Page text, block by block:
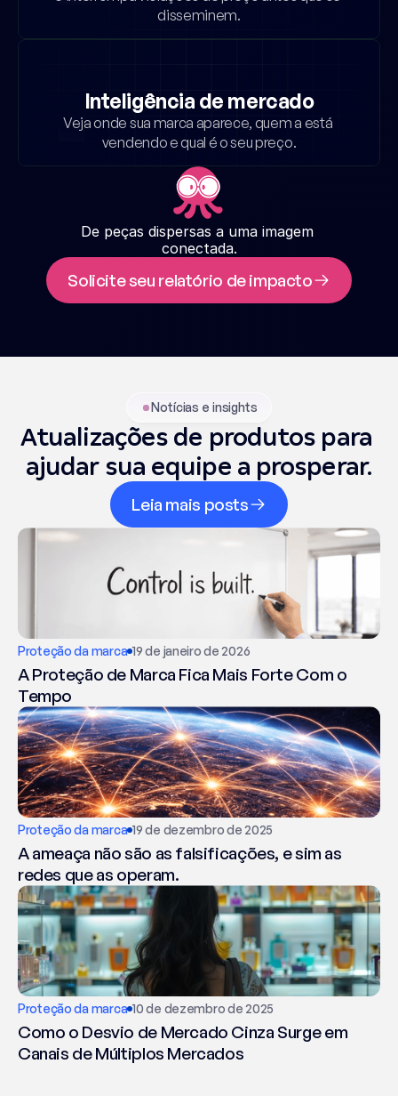
disseminem.
Inteligência de mercado
Veja onde sua marca aparece, quem a está
vendendo e qual é o seu preço.
De peças dispersas a uma imagem
conectada.
Solicite seu relatório de impacto
Notícias e insights
Atualizações de produtos para
ajudar sua equipe a prosperar.
Leia mais posts
Proteção da marca 19 de janeiro de 2026
A Proteção de Marca Fica Mais Forte Com o
Tempo
Proteção da marca 19 de dezembro de 2025
A ameaça não são as falsificações, e sim as
redes que as operam.
Proteção da marca 10 de dezembro de 2025
Como o Desvio de Mercado Cinza Surge em
Canais de Múltiplos Mercados